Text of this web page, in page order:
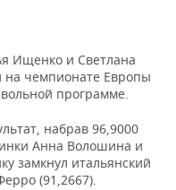
Ищенко и Светлана
на чемпионате Европы
программе.
набрав 96,9000
Анна Волошина и
замкнул итальянский
(91,2667).